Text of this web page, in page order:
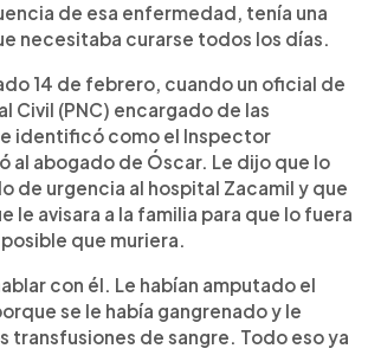
de esa enfermedad, tenía una
necesitaba curarse todos los días.
14 de febrero, cuando un oficial de
Civil (PNC) encargado de las
identificó como el Inspector
al abogado de Óscar. Le dijo que lo
de urgencia al hospital Zacamil y que
le avisara a la familia para que lo fuera
que muriera.
con él. Le habían amputado el
se le había gangrenado y le
transfusiones de sangre. Todo eso ya